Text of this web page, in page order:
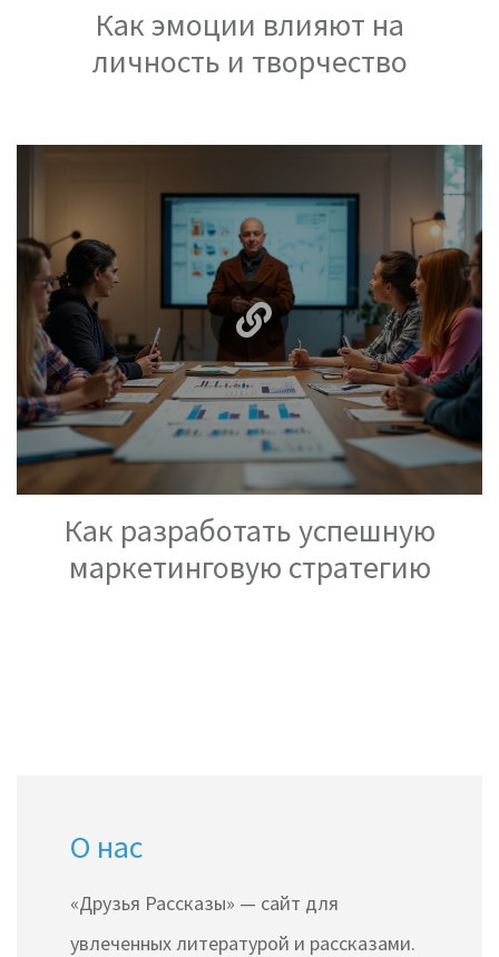
Как эмоции влияют на
личность и творчество
Как разработать успешную
маркетинговую стратегию
О нас
«Друзья Рассказы» — сайт для
увлеченных литературой и рассказами.